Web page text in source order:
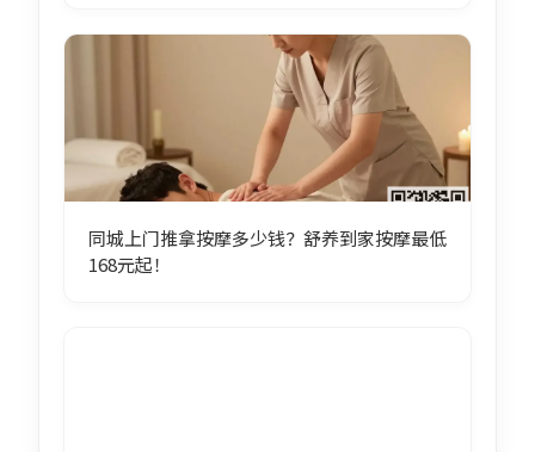
同城上门推拿按摩多少钱？舒养到家按摩最低
168元起！